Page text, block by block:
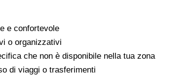
e confortevole
o organizzativi
che non è disponibile nella tua zona
di viaggi o trasferimenti